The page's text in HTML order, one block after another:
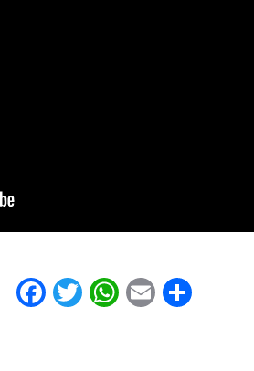
Facebook
Twitter
WhatsApp
EmailShare